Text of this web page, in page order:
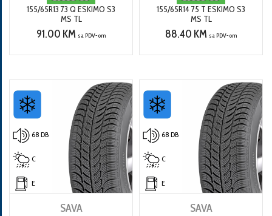
155/65R13 73 Q ESKIMO S3
MS TL
91.00 KM sa PDV-om
155/65R14 75 T ESKIMO S3
MS TL
88.40 KM sa PDV-om
68 DB
C
E
SAVA
68 DB
C
E
SAVA